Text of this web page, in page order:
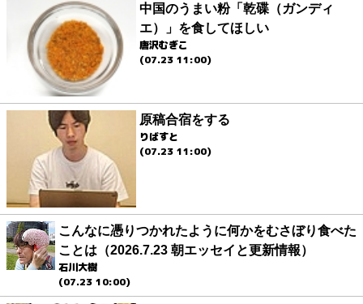
中国のうまい粉「乾碟（ガンディ
エ）」を食してほしい
唐沢むぎこ
(07.23 11:00)
原稿合宿をする
りばすと
(07.23 11:00)
こんなに憑りつかれたように何かをむさぼり食べた
ことは（2026.7.23 朝エッセイと更新情報）
石川大樹
(07.23 10:00)